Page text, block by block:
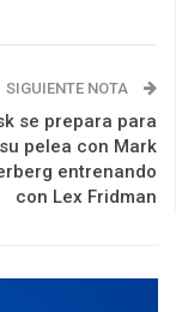
SIGUIENTE NOTA
se prepara para
su pelea con Mark
entrenando
con Lex Fridman